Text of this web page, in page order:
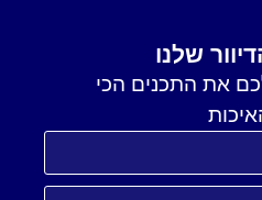
שלנו
את התכנים הכי